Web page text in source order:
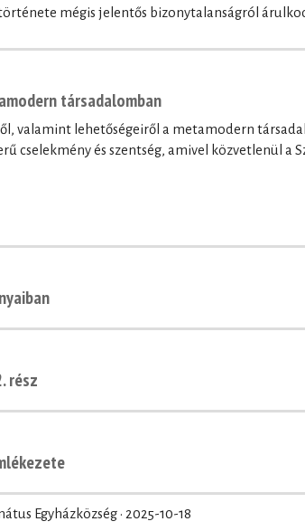
mégis jelentős bizonytalanságról
társadalomban
valamint lehetőségeiről a metamodern
cselekmény és szentség, amivel közvetlenül a
rész
Egyházközség · 2025-10-18